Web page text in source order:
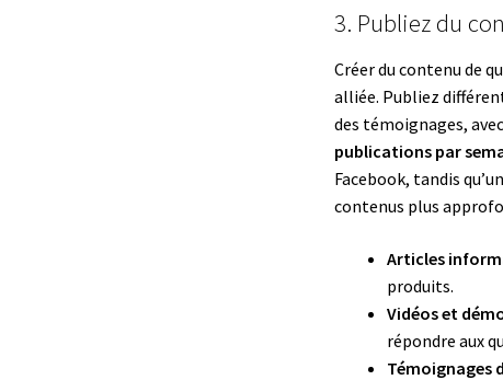
3. Publiez du
Créer du contenu de
alliée. Publiez
des témoignages,
publications par
Facebook, tandis
contenus plus
Articles
produits.
Vidéos et
répondre aux
Témoignages